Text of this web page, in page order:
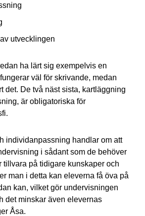
utvecklingen
ha lärt sig exempelvis en
väl för skrivande, medan
det. De två näst sista, kartläggning
är obligatoriska för
individanpassning handlar om att
i sådant som de behöver
tillvara på tidigare kunskaper och
man i detta kan eleverna få öva på
kan, vilket gör undervisningen
det minskar även elevernas
Åsa.